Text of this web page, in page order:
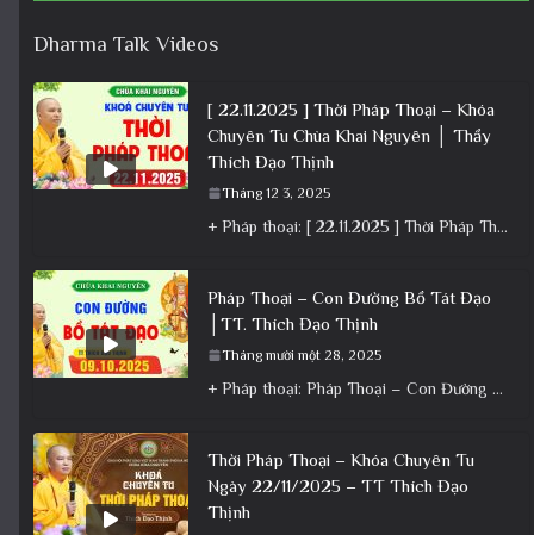
Dharma Talk Videos
[ 22.11.2025 ] Thời Pháp Thoại – Khóa
Chuyên Tu Chùa Khai Nguyên │ Thầy
Thích Đạo Thịnh
Tháng 12 3, 2025
+ Pháp thoại: [ 22.11.2025 ] Thời Pháp Thoại – Khóa Chuyên Tu Chùa Khai Nguyên │ Thầy Thích Đạo
Pháp Thoại – Con Đường Bồ Tát Đạo
│TT. Thích Đạo Thịnh
Tháng mười một 28, 2025
+ Pháp thoại: Pháp Thoại – Con Đường Bồ Tát Đạo │TT. Thích Đạo Thịnh + Album: Pháp Thoại +
Thời Pháp Thoại – Khóa Chuyên Tu
Ngày 22/11/2025 – TT Thích Đạo
Thịnh